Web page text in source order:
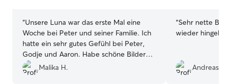
“Unsere Luna war das erste Mal eine
Woche bei Peter und seiner Familie. Ich
hatte ein sehr gutes Gefühl bei Peter,
Godje und Aaron. Habe schöne Bilder
und Videos bekommen, was mich sehr
gefreut hat. Luna ist total integriert
Malika H.
“Sehr nette
wieder
Andreas M.